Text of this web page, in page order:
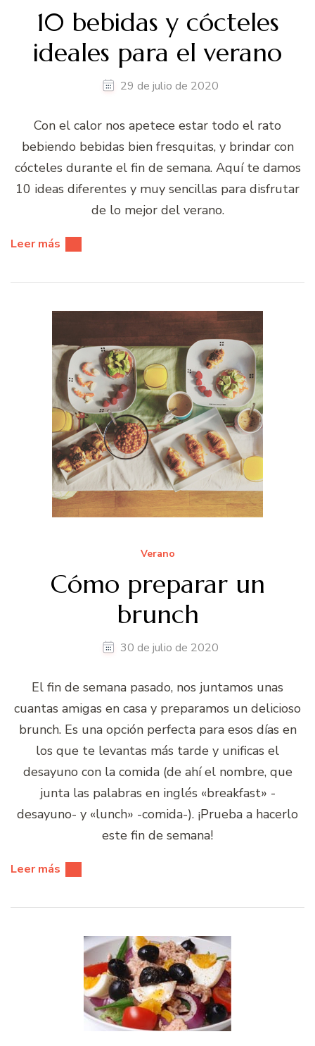
10 bebidas y cócteles
ideales para el verano
29 de julio de 2020
Con el calor nos apetece estar todo el rato
bebiendo bebidas bien fresquitas, y brindar con
cócteles durante el fin de semana. Aquí te damos
10 ideas diferentes y muy sencillas para disfrutar
de lo mejor del verano.
Leer más
Verano
Cómo preparar un
brunch
30 de julio de 2020
El fin de semana pasado, nos juntamos unas
cuantas amigas en casa y preparamos un delicioso
brunch. Es una opción perfecta para esos días en
los que te levantas más tarde y unificas el
desayuno con la comida (de ahí el nombre, que
junta las palabras en inglés «breakfast» -
desayuno- y «lunch» -comida-). ¡Prueba a hacerlo
este fin de semana!
Leer más